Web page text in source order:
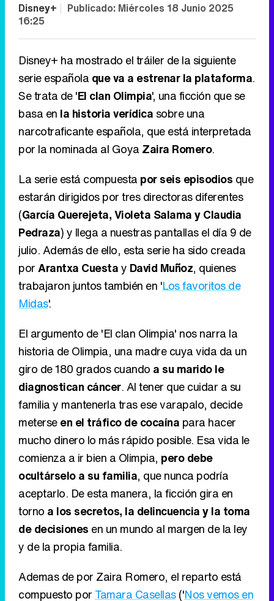
Disney+ | Publicado: Miércoles 18 Junio 2025
16:25
Disney+ ha mostrado el tráiler de la siguiente
serie española que va a estrenar la plataforma.
Se trata de 'El clan Olimpia', una ficción que se
basa en la historia verídica sobre una
narcotraficante española, que está interpretada
por la nominada al Goya Zaira Romero.
La serie está compuesta por seis episodios que
estarán dirigidos por tres directoras diferentes
(García Querejeta, Violeta Salama y Claudia
Pedraza) y llega a nuestras pantallas el día 9 de
julio. Además de ello, esta serie ha sido creada
porArantxa Cuestay David Muñoz, quienes
trabajaron juntos también en 'Los favoritos de
Midas'.
El argumento de 'El clan Olimpia' nos narra la
historia de Olimpia, una madre cuya vida da un
giro de 180 grados cuando a su marido le
diagnostican cáncer. Al tener que cuidar a su
familia y mantenerla tras ese varapalo, decide
meterseen el tráfico de cocaína para hacer
mucho dinero lo más rápido posible. Esa vida le
comienza a ir bien a Olimpia, pero debe
ocultárselo a su familia, que nunca podría
aceptarlo. De esta manera, la ficción gira en
torno a los secretos, la delincuencia y la toma
de decisiones en un mundo al margen de la ley
y de la propia familia.
Ademas de por Zaira Romero, el reparto está
compuesto por Tamara Casellas('Nos vemos en